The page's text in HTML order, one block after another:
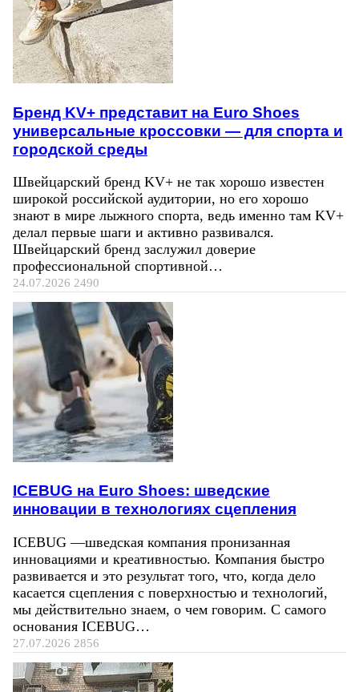
Бренд KV+ представит на Euro Shoes
универсальные кроссовки — для спорта и
городской среды
Швейцарский бренд KV+ не так хорошо известен
широкой российской аудитории, но его хорошо
знают в мире лыжного спорта, ведь именно там KV+
делал первые шаги и активно развивался.
Швейцарский бренд заслужил доверие
профессиональной спортивной…
24.07.2026 2490
ICEBUG на Euro Shoes: шведские
инновации в технологиях сцепления
ICEBUG —шведская компания пронизанная
инновациями и креативностью. Компания быстро
развивается и это результат того, что, когда дело
касается сцепления с поверхностью и технологий,
мы действительно знаем, о чем говорим. С самого
основания ICEBUG…
27.07.2026 2856